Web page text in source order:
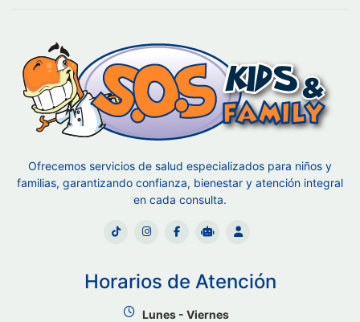
Ofrecemos servicios de salud especializados para niños y
familias, garantizando confianza, bienestar y atención integral
en cada consulta.
Horarios de Atención
Lunes - Viernes